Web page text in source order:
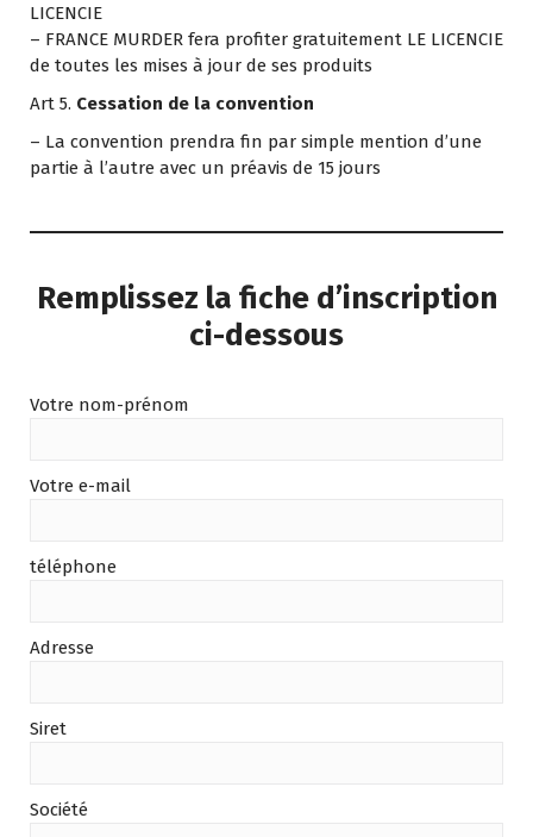
LICENCIE
– FRANCE MURDER fera profiter gratuitement LE LICENCIE
de toutes les mises à jour de ses produits
Art 5. Cessation de la convention
– La convention prendra fin par simple mention d’une
partie à l’autre avec un préavis de 15 jours
Remplissez la fiche d’inscription
ci-dessous
Votre nom-prénom
Votre e-mail
téléphone
Adresse
Siret
Société